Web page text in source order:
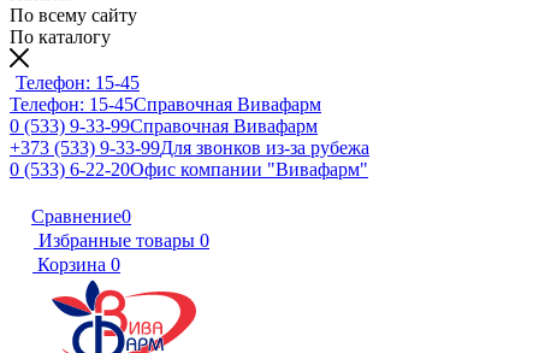
По всему сайту
По каталогу
Телефон: 15-45
Телефон: 15-45Справочная Вивафарм
0 (533) 9-33-99Справочная Вивафарм
+373 (533) 9-33-99Для звонков из-за рубежа
0 (533) 6-22-20Офис компании "Вивафарм"
Сравнение0
Избранные товары 0
Корзина 0